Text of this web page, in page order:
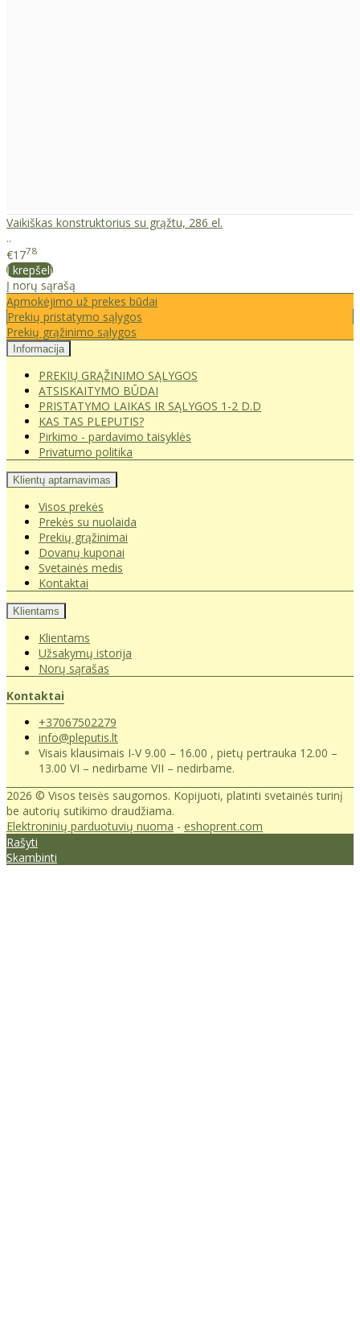
Vaikiškas konstruktorius su grąžtu, 286 el.
..
€1778
Į krepšelį
Į norų sąrašą
Apmokėjimo už prekes būdai
Prekių pristatymo sąlygos
Prekių grąžinimo sąlygos
Informacija
PREKIŲ GRĄŽINIMO SĄLYGOS
ATSISKAITYMO BŪDAI
PRISTATYMO LAIKAS IR SĄLYGOS 1-2 D.D
KAS TAS PLEPUTIS?
Pirkimo - pardavimo taisyklės
Privatumo politika
Klientų aptarnavimas
Visos prekės
Prekės su nuolaida
Prekių grąžinimai
Dovanų kuponai
Svetainės medis
Kontaktai
Klientams
Klientams
Užsakymų istorija
Norų sąrašas
Kontaktai
+37067502279
info@pleputis.lt
Visais klausimais I-V 9.00 – 16.00 , pietų pertrauka 12.00 –
13.00 VI – nedirbame VII – nedirbame.
2026 © Visos teisės saugomos. Kopijuoti, platinti svetainės turinį
be autorių sutikimo draudžiama.
Elektroninių parduotuvių nuoma - eshoprent.com
Rašyti
Skambinti